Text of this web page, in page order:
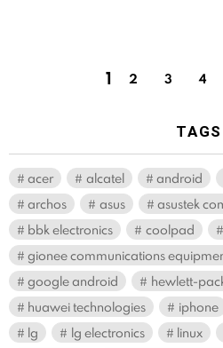
1 2 3 4
TAGS
acer alcatel android
archos
asus asustek
bbk electronics
coolpad
gionee communications
google android
hewlett-
huawei technologies
iphone
lg
lg electronics linux